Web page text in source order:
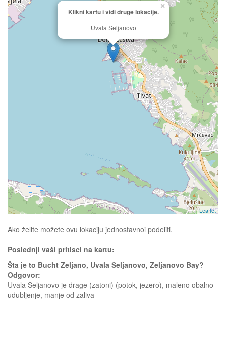
Klikni kartu i vidi druge lokacije.
Uvala Seljanovo
×
Leaflet
Ako želite možete ovu lokaciju jednostavnoi podeliti.
Poslednji vaši pritisci na kartu:
Šta je to Bucht Zeljano, Uvala Seljanovo, Zeljanovo Bay?
Odgovor:
Uvala Seljanovo je drage (zatoni) (potok, jezero), maleno obalno
udubljenje, manje od zaliva